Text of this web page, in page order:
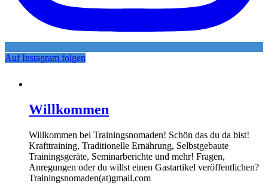
Auf Instagram folgen
Willkommen
Willkommen bei Trainingsnomaden! Schön das du da bist!
Krafttraining, Traditionelle Ernährung, Selbstgebaute
Trainingsgeräte, Seminarberichte und mehr! Fragen,
Anregungen oder du willst einen Gastartikel veröffentlichen?
Trainingsnomaden(at)gmail.com